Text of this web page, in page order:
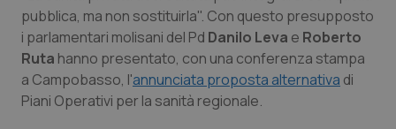
Basilicata
Calabria
Artrite & artrosi
Asma & BPCO
QS Club Newsletter
pubblica, ma non sostituirla". Con questo presupposto
i parlamentari molisani del Pd Danilo Leva e Roberto
Ruta hanno presentato, con una conferenza stampa
a Campobasso, l'annunciata proposta alternativa di
Piani Operativi per la sanità regionale.